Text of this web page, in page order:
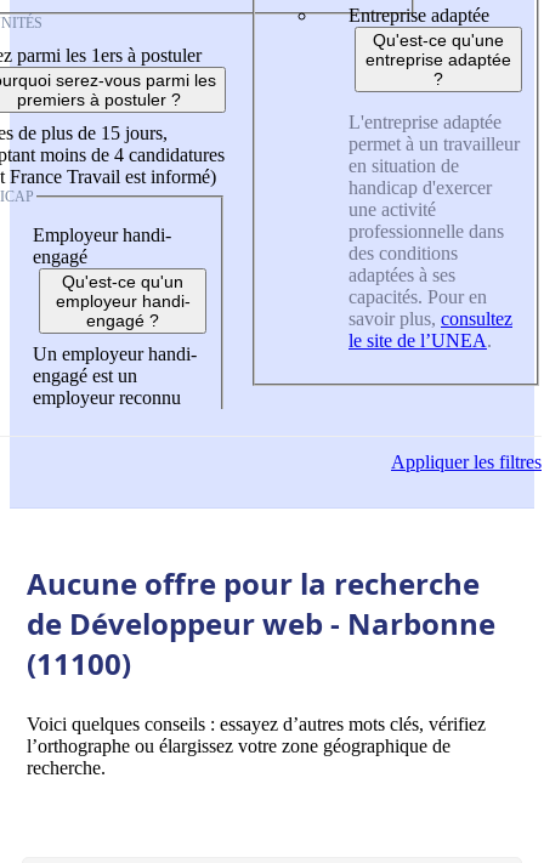
parmi les 1ers à postuler
serez-vous parmi les
premiers à postuler ?
de plus de 15 jours,
moins de 4 candidatures
France Travail est informé)
Employeur handi-
engagé
Qu'est-ce qu'un
employeur handi-
engagé ?
Un employeur handi-
engagé est un
employeur reconnu
Entreprise adaptée
Qu'est-ce qu'une
entreprise adaptée
?
L'entreprise adaptée
permet à un travailleur
en situation de
handicap d'exercer
une activité
professionnelle dans
des conditions
adaptées à ses
capacités. Pour en
savoir plus, consultez
le site de l’UNEA.
Appliquerles filtres
Aucune offre pour la recherche
de Développeur web - Narbonne
(11100)
Voici quelques conseils : essayez d’autres mots clés, vérifiez
l’orthographe ou élargissez votre zone géographique de
recherche.